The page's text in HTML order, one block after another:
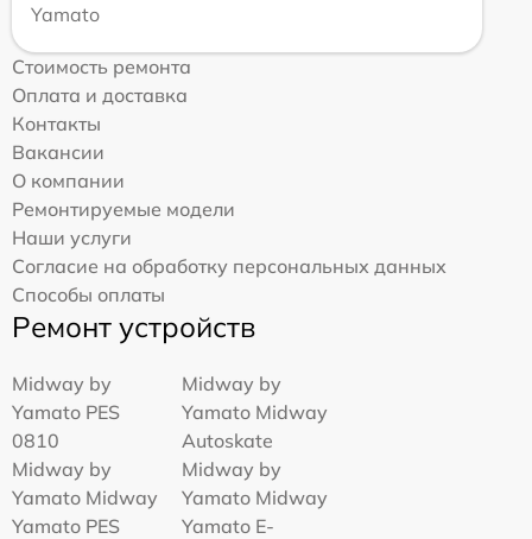
Yamato
Стоимость ремонта
Оплата и доставка
Контакты
Вакансии
О компании
Ремонтируемые модели
Наши услуги
Согласие на обработку персональных данных
Способы оплаты
Ремонт устройств
Midway by
Yamato PES
0810
Midway by
Yamato Midway
Autoskate
Midway by
Yamato Midway
Yamato PES
Midway by
Yamato Midway
Yamato E-